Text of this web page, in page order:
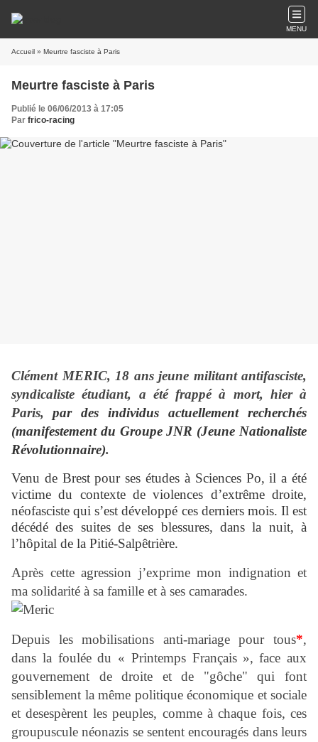
MENU
Accueil » Meurtre fasciste à Paris
Meurtre fasciste à Paris
Publié le 06/06/2013 à 17:05
Par frico-racing
Clément MERIC, 18 ans jeune militant antifasciste,
syndicaliste étudiant, a été frappé à mort, hier à
Paris,
par des individus actuellement recherchés
(manifestement du Groupe JNR (Jeune Nationaliste
Révolutionnaire).
Venu de Brest pour ses études à Sciences Po, il a été
victime du contexte de violences d’extrême droite,
néofasciste qui s’est développé ces derniers mois. Il est
décédé des suites de ses blessures, dans la nuit, à
l’hôpital de la Pitié-Salpêtrière.
Après cette agression j’exprime mon indignation et
ma solidarité à sa famille et à ses camarades.
Depuis les mobilisations anti-mariage pour tous*,
dans la foulée du « Printemps Français », face aux
gouvernement de droite et de "gôche" qui font
sensiblement la même politique économique et sociale
et desespèrent les peuples, comme à chaque fois, ces
groupuscule néonazis se sentent encouragés dans leurs